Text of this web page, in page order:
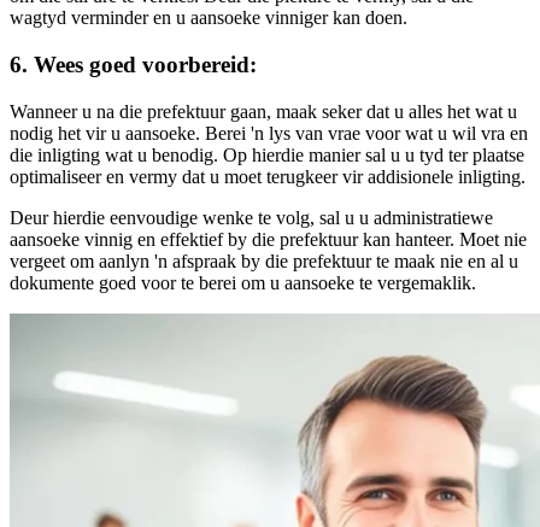
wagtyd verminder en u aansoeke vinniger kan doen.
6. Wees goed voorbereid:
Wanneer u na die prefektuur gaan, maak seker dat u alles het wat u
nodig het vir u aansoeke. Berei 'n lys van vrae voor wat u wil vra en
die inligting wat u benodig. Op hierdie manier sal u u tyd ter plaatse
optimaliseer en vermy dat u moet terugkeer vir addisionele inligting.
Deur hierdie eenvoudige wenke te volg, sal u u administratiewe
aansoeke vinnig en effektief by die prefektuur kan hanteer. Moet nie
vergeet om aanlyn 'n afspraak by die prefektuur te maak nie en al u
dokumente goed voor te berei om u aansoeke te vergemaklik.